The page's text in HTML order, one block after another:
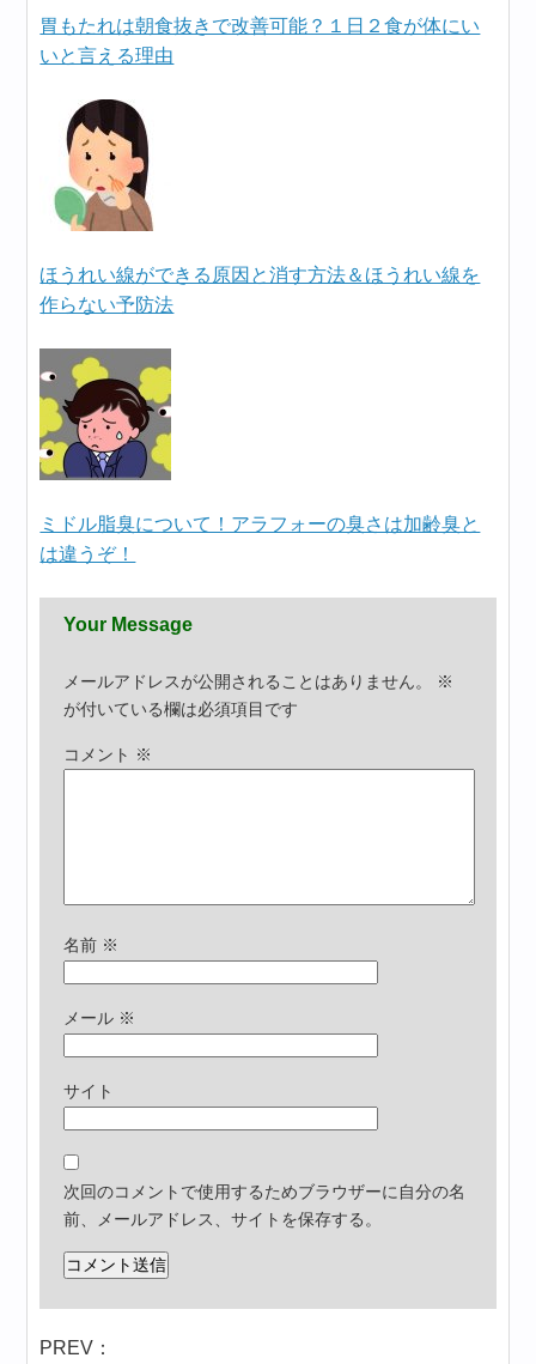
胃もたれは朝食抜きで改善可能？１日２食が体にい
いと言える理由
ほうれい線ができる原因と消す方法＆ほうれい線を
作らない予防法
ミドル脂臭について！アラフォーの臭さは加齢臭と
は違うぞ！
Your Message
メールアドレスが公開されることはありません。
※
が付いている欄は必須項目です
コメント ※
名前 ※
メール ※
サイト
次回のコメントで使用するためブラウザーに自分の名
前、メールアドレス、サイトを保存する。
PREV：